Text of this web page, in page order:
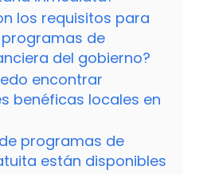
los requisitos para
de
del gobierno?
encontrar
benéficas locales en
programas de
están disponibles